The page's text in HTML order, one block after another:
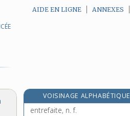
AIDE EN LIGNE ANNEXES
VOISINAGE ALPHABÉTIQUE
entre-entendre s', v. pron.
édition]
entrefaite, n. f.